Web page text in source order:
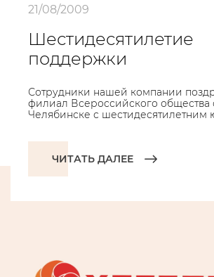
21/08/2009
Шестидесятилетие
поддержки
Сотрудники нашей компании
филиал Всероссийского общества
Челябинске с шестидесятилетним
ЧИТАТЬ ДАЛЕЕ